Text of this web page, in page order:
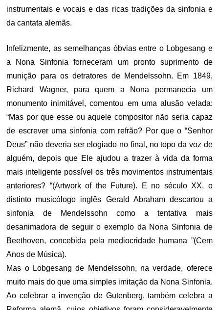
instrumentais e vocais e das ricas tradições da sinfonia e
da cantata alemãs.
Infelizmente, as semelhanças óbvias entre o Lobgesang e
a Nona Sinfonia forneceram um pronto suprimento de
munição para os detratores de Mendelssohn. Em 1849,
Richard Wagner, para quem a Nona permanecia um
monumento inimitável, comentou em uma alusão velada:
“Mas por que esse ou aquele compositor não seria capaz
de escrever uma sinfonia com refrão? Por que o “Senhor
Deus” não deveria ser elogiado no final, no topo da voz de
alguém, depois que Ele ajudou a trazer à vida da forma
mais inteligente possível os três movimentos instrumentais
anteriores? “(Artwork of the Future). E no século XX, o
distinto musicólogo inglês Gerald Abraham descartou a
sinfonia de Mendelssohn como a tentativa mais
desanimadora de seguir o exemplo da Nona Sinfonia de
Beethoven, concebida pela mediocridade humana ”(Cem
Anos de Música).
Mas o Lobgesang de Mendelssohn, na verdade, oferece
muito mais do que uma simples imitação da Nona Sinfonia.
Ao celebrar a invenção de Gutenberg, também celebra a